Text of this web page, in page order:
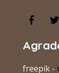
freepik -